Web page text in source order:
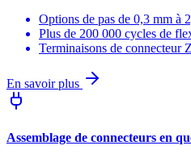
Options de pas de 0,3 mm à
Plus de 200 000 cycles de
Terminaisons de
En savoir plus
Assemblage de connecteurs en